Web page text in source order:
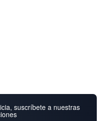
suscríbete a nuestras